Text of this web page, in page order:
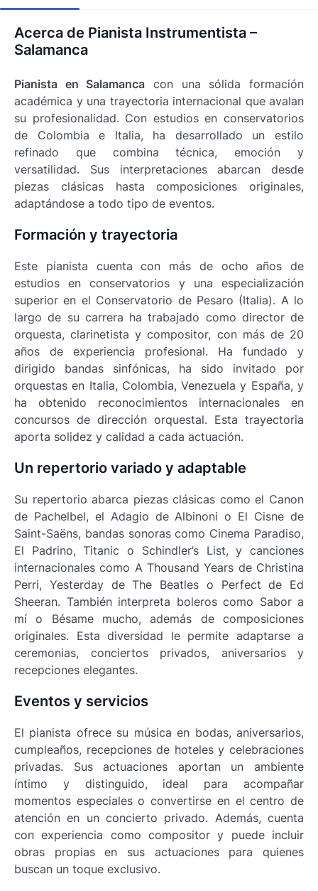
Acerca de Pianista Instrumentista –
Salamanca
Pianista en Salamanca con una sólida formación
académica y una trayectoria internacional que avalan
su profesionalidad. Con estudios en conservatorios
de Colombia e Italia, ha desarrollado un estilo
refinado que combina técnica, emoción y
versatilidad. Sus interpretaciones abarcan desde
piezas clásicas hasta composiciones originales,
adaptándose a todo tipo de eventos.
Formación y trayectoria
Este pianista cuenta con más de ocho años de
estudios en conservatorios y una especialización
superior en el Conservatorio de Pesaro (Italia). A lo
largo de su carrera ha trabajado como director de
orquesta, clarinetista y compositor, con más de 20
años de experiencia profesional. Ha fundado y
dirigido bandas sinfónicas, ha sido invitado por
orquestas en Italia, Colombia, Venezuela y España, y
ha obtenido reconocimientos internacionales en
concursos de dirección orquestal. Esta trayectoria
aporta solidez y calidad a cada actuación.
Un repertorio variado y adaptable
Su repertorio abarca piezas clásicas como el Canon
de Pachelbel, el Adagio de Albinoni o El Cisne de
Saint-Saëns, bandas sonoras como Cinema Paradiso,
El Padrino,Titanic o Schindler’s List, y canciones
internacionales como A Thousand Years de Christina
Perri, Yesterdayde The Beatles o Perfect de Ed
Sheeran. También interpreta boleros como Sabor a
mí o Bésame mucho, además de composiciones
originales. Esta diversidad le permite adaptarse a
ceremonias, conciertos privados, aniversarios y
recepciones elegantes.
Eventos y servicios
El pianista ofrece su música en bodas, aniversarios,
cumpleaños, recepciones de hoteles y celebraciones
privadas. Sus actuaciones aportan un ambiente
íntimo y distinguido, ideal para acompañar
momentos especiales o convertirse en el centro de
atención en un concierto privado. Además, cuenta
con experiencia como compositor y puede incluir
obras propias en sus actuaciones para quienes
buscan un toque exclusivo.